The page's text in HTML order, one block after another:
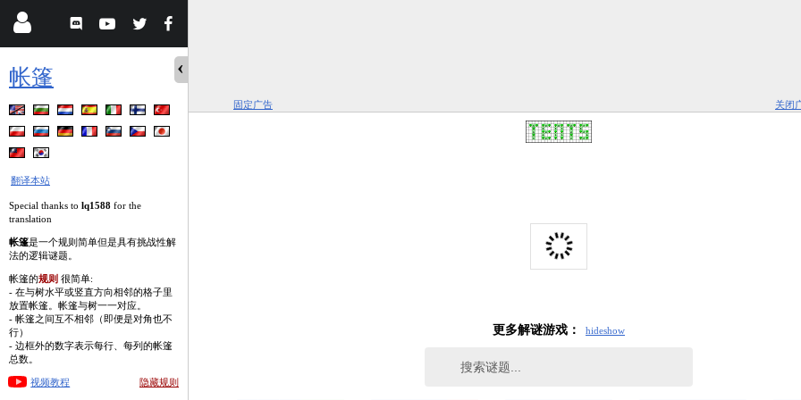
帐篷
翻译本站
Special thanks to lq1588 for the
translation
帐篷是一个规则简单但是具有挑战性解
法的逻辑谜题。
帐篷的规则 很简单:
- 在与树水平或竖直方向相邻的格子里
放置帐篷。帐篷与树一一对应。
- 帐篷之间互不相邻（即便是对角也不
行）
- 边框外的数字表示每行、每列的帐篷
总数。
视频教程 隐藏规则
固定广告 关闭
更多解谜游戏： hideshow